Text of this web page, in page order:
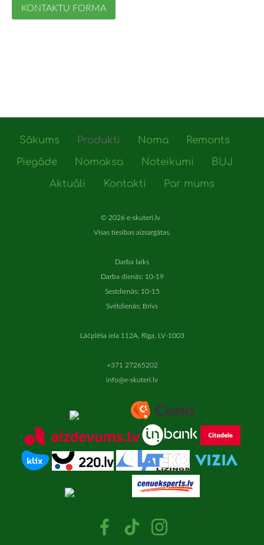
KONTAKTU FORMA
Sākums Produkti Noma
Remonts
Piegāde
Nomaksa Noteikumi
BUJ
Aktuāli
Kontakti Par mums
© 2026 e-skuteri.lv
Visas tiesības aizsargātas.
Darba laiks
Darba dienās: 10-19
Sestdienās: 10-15
Svētdienās: Brīvs
Lāčplēša iela 112A, Rīga, LV-1003
+371 27265202
info@e-skuteri.lv